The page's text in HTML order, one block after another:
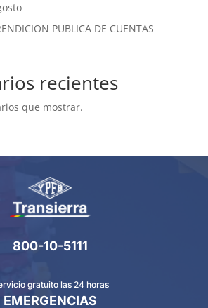
PUBLICA DE CUENTAS
recientes
que mostrar.
800-10-5111
gratuito las 24 horas
EMERGENCIAS